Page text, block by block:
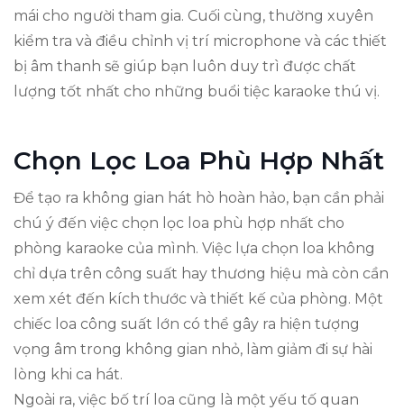
mái cho người tham gia. Cuối cùng, thường xuyên
kiểm tra và điều chỉnh vị trí microphone và các thiết
bị âm thanh sẽ giúp bạn luôn duy trì được chất
lượng tốt nhất cho những buổi tiệc karaoke thú vị.
Chọn Lọc Loa Phù Hợp Nhất
Để tạo ra không gian hát hò hoàn hảo, bạn cần phải
chú ý đến việc chọn lọc loa phù hợp nhất cho
phòng karaoke của mình. Việc lựa chọn loa không
chỉ dựa trên công suất hay thương hiệu mà còn cần
xem xét đến kích thước và thiết kế của phòng. Một
chiếc loa công suất lớn có thể gây ra hiện tượng
vọng âm trong không gian nhỏ, làm giảm đi sự hài
lòng khi ca hát.
Ngoài ra, việc bố trí loa cũng là một yếu tố quan